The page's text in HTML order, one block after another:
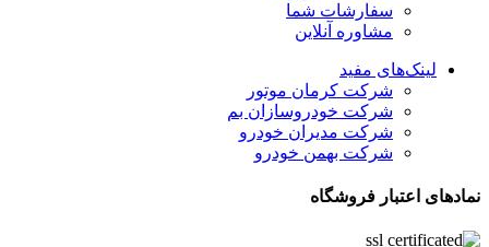
سفارشات شما
مشاوره آنلاین
لینک‌های مفید
شرکت کرمان موتور
شرکت خودروسازان بم
شرکت مدیران خودرو
شرکت بهمن خودرو
نمادهای اعتبار فروشگاه